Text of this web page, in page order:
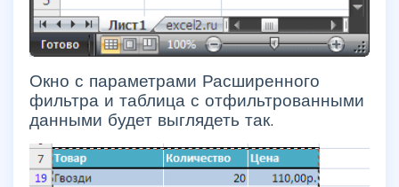
Окно с параметрами Расширенного
фильтра и таблица с отфильтрованными
данными будет выглядеть так.